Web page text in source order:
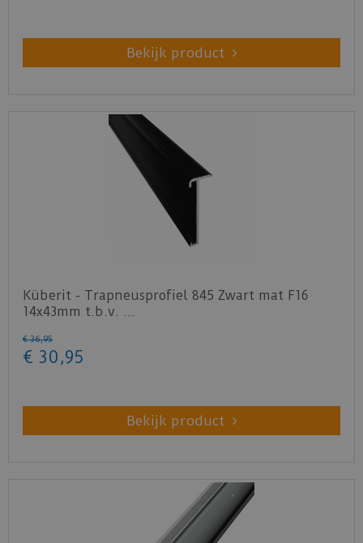
Bekijk product
Küberit - Trapneusprofiel 845 Zwart mat F16
14x43mm t.b.v. …
€ 36,95
€ 30 ,95
Bekijk product